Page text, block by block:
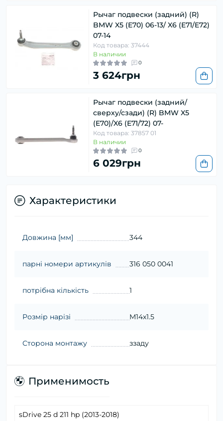
Рычаг подвески (задний) (R)
BMW X5 (E70) 06-13/ X6 (E71/E72)
07-14
Код товара: 37444
В наличии
0
3 624грн
Рычаг подвески (задний/
сверху/сзади) (R) BMW X5
(E70)/X6 (E71/72) 07-
Код товара: 37857 01
В наличии
0
6 029грн
Характеристики
Довжина [мм] 344
парні номери артикулів 316 050 0041
потрібна кількість 1
Розмір нарізі M14x1.5
Сторона монтажу ззаду
Применимость
sDrive 25 d 211 hp (2013-2018)